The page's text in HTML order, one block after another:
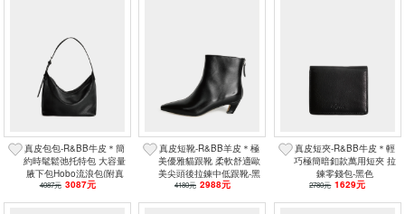
真皮包包-R&BB牛皮＊簡
約時髦鬆弛托特包 大容量
腋下包Hobo流浪包(附真
皮可調延長背帶)-黑色
4087元 3087元
真皮短靴-R&BB羊皮＊極
美優雅貓跟靴 柔軟舒適歐
美尖頭後拉鍊中低跟靴-黑
色
4180元 2988元
真皮短夾-R&BB牛皮＊輕
巧極簡暗釦款萬用短夾 拉
鍊零錢包-黑色
2780元 1629元